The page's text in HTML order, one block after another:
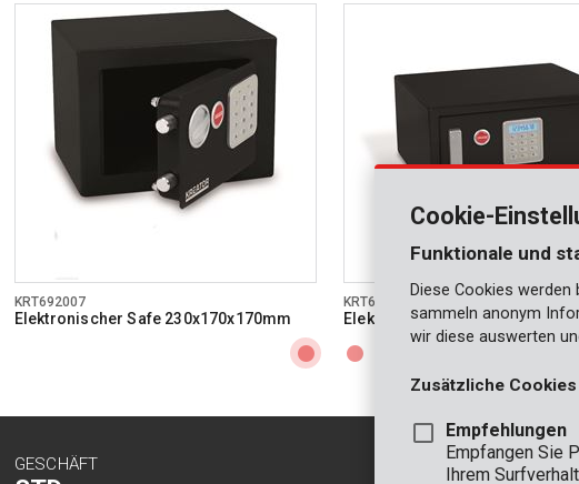
KRT692007
Elektronischer Safe 230x170x170mm
KRT692012
Elektronischer Safe
GESCHÄFT KONTAKT
Cookie-
Funktionale und
Diese Cookies
sammeln anonym
wir diese auswerten
Zusätzliche Cookies
Empfehlungen
Empfangen Sie
Ihrem